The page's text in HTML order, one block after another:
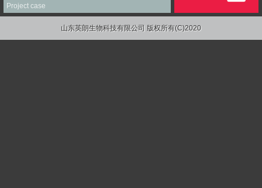
Project case
山东英朗生物科技有限公司 版权所有(C)2020